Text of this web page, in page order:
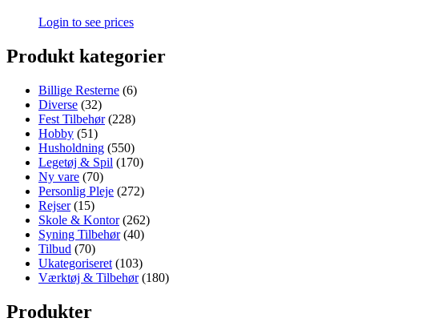
Login to see prices
Produkt kategorier
Billige Resterne (6)
Diverse (32)
Fest Tilbehør (228)
Hobby (51)
Husholdning (550)
Legetøj & Spil (170)
Ny vare (70)
Personlig Pleje (272)
Rejser (15)
Skole & Kontor (262)
Syning Tilbehør (40)
Tilbud (70)
Ukategoriseret (103)
Værktøj & Tilbehør (180)
Produkter